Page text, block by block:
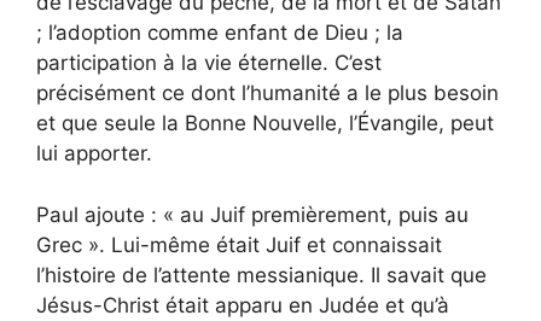
; l’adoption comme enfant de Dieu ; la
participation à la vie éternelle. C’est
précisément ce dont l’humanité a le plus besoin
et que seule la Bonne Nouvelle, l’Évangile, peut
lui apporter.
Paul ajoute : « au Juif premièrement, puis au
Grec ». Lui-même était Juif et connaissait
l’histoire de l’attente messianique. Il savait que
Jésus-Christ était apparu en Judée et qu’à